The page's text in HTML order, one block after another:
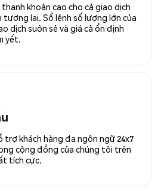
khoản cao cho cả giao dịch
tương lai. Sổ lệnh số lượng lớn của
dịch suôn sẻ và giá cả ổn định
yết.
trợ khách hàng đa ngôn ngữ 24x7
cộng đồng của chúng tôi trên
tích cực.